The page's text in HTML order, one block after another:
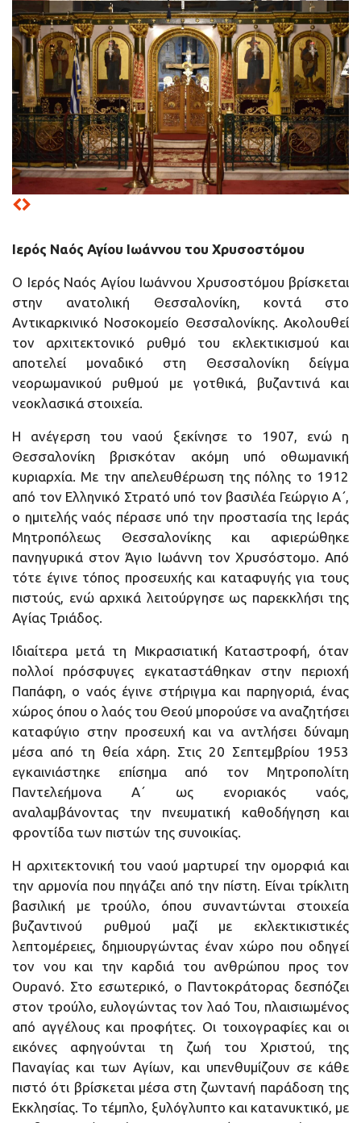
Ιερός Ναός Αγίου Ιωάννου του Χρυσοστόμου
Ο Ιερός Ναός Αγίου Ιωάννου Χρυσοστόμου βρίσκεται
στην ανατολική Θεσσαλονίκη, κοντά στο
Αντικαρκινικό Νοσοκομείο Θεσσαλονίκης. Ακολουθεί
τον αρχιτεκτονικό ρυθμό του εκλεκτικισμού και
αποτελεί μοναδικό στη Θεσσαλονίκη δείγμα
νεορωμανικού ρυθμού με γοτθικά, βυζαντινά και
νεοκλασικά στοιχεία.
Η ανέγερση του ναού ξεκίνησε το 1907, ενώ η
Θεσσαλονίκη βρισκόταν ακόμη υπό οθωμανική
κυριαρχία. Με την απελευθέρωση της πόλης το 1912
από τον Ελληνικό Στρατό υπό τον βασιλέα Γεώργιο Α΄,
ο ημιτελής ναός πέρασε υπό την προστασία της Ιεράς
Μητροπόλεως Θεσσαλονίκης και αφιερώθηκε
πανηγυρικά στον Άγιο Ιωάννη τον Χρυσόστομο. Από
τότε έγινε τόπος προσευχής και καταφυγής για τους
πιστούς, ενώ αρχικά λειτούργησε ως παρεκκλήσι της
Αγίας Τριάδος.
Ιδιαίτερα μετά τη Μικρασιατική Καταστροφή, όταν
πολλοί πρόσφυγες εγκαταστάθηκαν στην περιοχή
Παπάφη, ο ναός έγινε στήριγμα και παρηγοριά, ένας
χώρος όπου ο λαός του Θεού μπορούσε να αναζητήσει
καταφύγιο στην προσευχή και να αντλήσει δύναμη
μέσα από τη θεία χάρη. Στις 20 Σεπτεμβρίου 1953
εγκαινιάστηκε επίσημα από τον Μητροπολίτη
Παντελεήμονα Α΄ ως ενοριακός ναός,
αναλαμβάνοντας την πνευματική καθοδήγηση και
φροντίδα των πιστών της συνοικίας.
Η αρχιτεκτονική του ναού μαρτυρεί την ομορφιά και
την αρμονία που πηγάζει από την πίστη. Είναι τρίκλιτη
βασιλική με τρούλο, όπου συναντώνται στοιχεία
βυζαντινού ρυθμού μαζί με εκλεκτικιστικές
λεπτομέρειες, δημιουργώντας έναν χώρο που οδηγεί
τον νου και την καρδιά του ανθρώπου προς τον
Ουρανό. Στο εσωτερικό, ο Παντοκράτορας δεσπόζει
στον τρούλο, ευλογώντας τον λαό Του, πλαισιωμένος
από αγγέλους και προφήτες. Οι τοιχογραφίες και οι
εικόνες αφηγούνται τη ζωή του Χριστού, της
Παναγίας και των Αγίων, και υπενθυμίζουν σε κάθε
πιστό ότι βρίσκεται μέσα στη ζωντανή παράδοση της
Εκκλησίας. Το τέμπλο, ξυλόγλυπτο και κατανυκτικό, με